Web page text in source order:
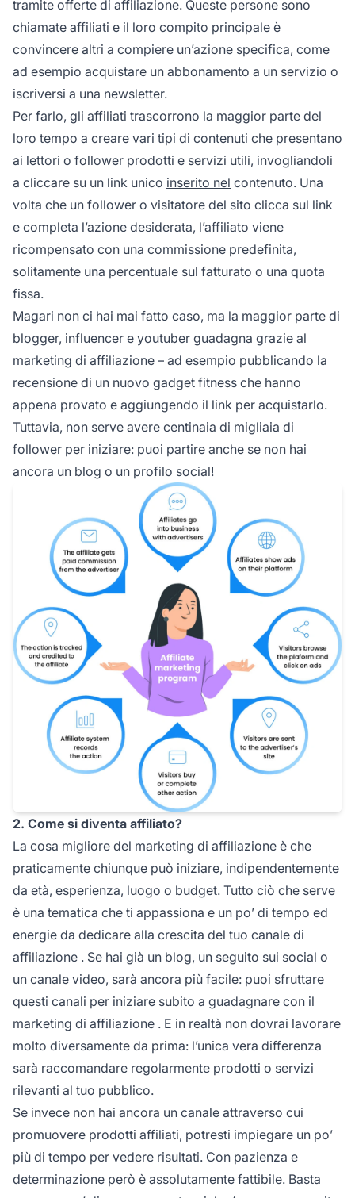
tramite offerte di affiliazione. Queste persone sono
chiamate affiliati e il loro compito principale è
convincere altri a compiere un’azione specifica, come
ad esempio acquistare un abbonamento a un servizio o
iscriversi a una newsletter.
Per farlo, gli affiliati trascorrono la maggior parte del
loro tempo a creare vari tipi di contenuti che presentano
ai lettori o follower prodotti e servizi utili, invogliandoli
a cliccare su un link unico inserito nel contenuto. Una
volta che un follower o visitatore del sito clicca sul link
e completa l’azione desiderata, l’affiliato viene
ricompensato con una commissione predefinita,
solitamente una percentuale sul fatturato o una quota
fissa.
Magari non ci hai mai fatto caso, ma la maggior parte di
blogger, influencer e youtuber guadagna grazie al
marketing di affiliazione – ad esempio pubblicando la
recensione di un nuovo gadget fitness che hanno
appena provato e aggiungendo il link per acquistarlo.
Tuttavia, non serve avere centinaia di migliaia di
follower per iniziare: puoi partire anche se non hai
ancora un blog o un profilo social!
2. Come si diventa affiliato?
La cosa migliore del marketing di affiliazione è che
praticamente chiunque può iniziare, indipendentemente
da età, esperienza, luogo o budget. Tutto ciò che serve
è una tematica che ti appassiona e un po’ di tempo ed
energie da dedicare alla crescita del tuo canale di
affiliazione . Se hai già un blog, un seguito sui social o
un canale video, sarà ancora più facile: puoi sfruttare
questi canali per iniziare subito a guadagnare con il
marketing di affiliazione . E in realtà non dovrai lavorare
molto diversamente da prima: l’unica vera differenza
sarà raccomandare regolarmente prodotti o servizi
rilevanti al tuo pubblico.
Se invece non hai ancora un canale attraverso cui
promuovere prodotti affiliati, potresti impiegare un po’
più di tempo per vedere risultati. Con pazienza e
determinazione però è assolutamente fattibile. Basta